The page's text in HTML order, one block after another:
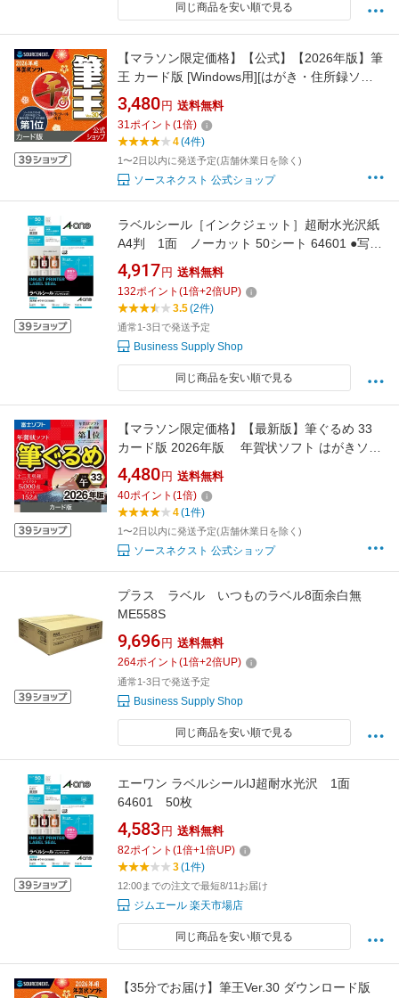
同じ商品を安い順で見る
【マラソン限定価格】【公式】【2026年版】筆
王 カード版 [Windows用][はがき・住所録ソフ
ト] 年賀状ソフト はがきソフト 年賀状作
成 喪中はがき作成 ソースネクスト 年賀
状 2026年
3,480 円 送料無料
31ポイント (1倍)
4(4件)
1〜2日以内に発送予定(店舗休業日を除く)
ソースネクスト 公式ショップ
ラベルシール［インクジェット］超耐水光沢紙
A4判 1面 ノーカット 50シート 64601 ●写真
用|写真印刷用ラベル●内容物表示用●収納表示用
●備品表示用 合成紙＋インクジェット専用塗工
[エーワン]
4,917 円 送料無料
132ポイント (1倍+2倍UP)
3.5(2件)
通常1-3日で発送予定
Business Supply Shop
同じ商品を安い順で見る
【マラソン限定価格】【最新版】筆ぐるめ 33
カード版 2026年版 年賀状ソフト はがきソフ
ト 年賀状作成 喪中はがき作成 送料無料 ソー
スネクスト 2026年度版 人気 使いやすい 年賀状
印刷 DM作成 顧客管理
4,480 円 送料無料
40ポイント (1倍)
4(1件)
1〜2日以内に発送予定(店舗休業日を除く)
ソースネクスト 公式ショップ
プラス ラベル いつものラベル8面余白無
ME558S
9,696 円 送料無料
264ポイント (1倍+2倍UP)
通常1-3日で発送予定
Business Supply Shop
同じ商品を安い順で見る
エーワン ラベルシールIJ超耐水光沢 1面
64601 50枚
4,583 円 送料無料
82ポイント (1倍+1倍UP)
3(1件)
12:00までの注文で最短8/11お届け
ジムエール 楽天市場店
同じ商品を安い順で見る
【35分でお届け】筆王Ver.30 ダウンロード版